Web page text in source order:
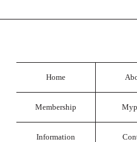
Home
Membership
Information